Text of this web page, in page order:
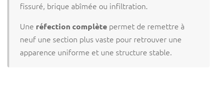
fissuré, brique abîmée ou infiltration.
Une réfection complète permet de remettre à
neuf une section plus vaste pour retrouver une
apparence uniforme et une structure stable.